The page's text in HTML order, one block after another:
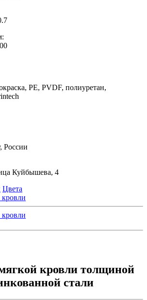
PE, PVDF, полиуретан,
России
Куйбышева, 4
Цвета
кровли толщиной
стали